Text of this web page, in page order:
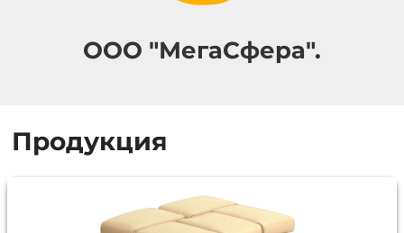
ООО "МегаСфера".
Продукция